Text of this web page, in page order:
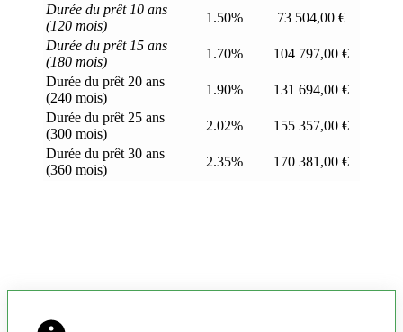
Durée du prêt 10 ans
(120 mois)
1.50%
73 504,00 €
Durée du prêt 15 ans
(180 mois)
1.70%
104 797,00 €
Durée du prêt 20 ans
(240 mois)
1.90%
131 694,00 €
Durée du prêt 25 ans
(300 mois)
2.02%
155 357,00 €
Durée du prêt 30 ans
(360 mois)
2.35% 170 381,00 €